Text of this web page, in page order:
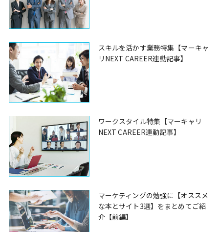
スキルを活かす業務特集【マーキャ
リNEXT CAREER連動記事】
ワークスタイル特集【マーキャリ
NEXT CAREER連動記事】
マーケティングの勉強に【オススメ
な本とサイト3選】をまとめてご紹
介【前編】